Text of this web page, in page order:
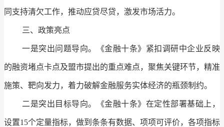
同支持清欠工作，推动应贷尽贷，激发市场活力。
三、政策亮点
一是突出问题导向。《金融十条》紧扣调研中企业反映
的融资堵点卡点及盟市提出的重点难点，聚焦关键环节，精准
施策、靶向发力，着力破解金融服务实体经济的瓶颈制约。
二是突出目标导向。《金融十条》在定性部署基础上，
设置15个定量指标，做到条条有数据、项项可评价，各项指标